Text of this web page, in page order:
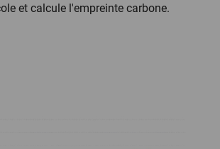
et calcule l'empreinte carbone.